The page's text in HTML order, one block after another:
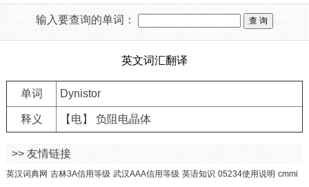
输入要查询的单词：
英文词汇翻译
单词 Dynistor
释义 【电】 负阻电晶体
>> 友情链接
英汉词典网 吉林3A信用等级 武汉AAA信用等级 英语知识 05234使用说明 cmmi